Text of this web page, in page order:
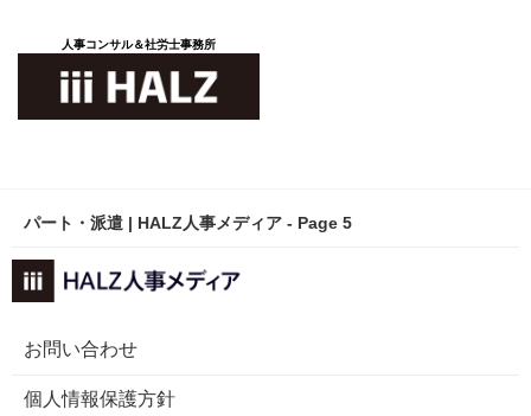
人事コンサル＆社労士事務所
パート・派遣 | HALZ人事メディア - Page 5
お問い合わせ
個人情報保護方針